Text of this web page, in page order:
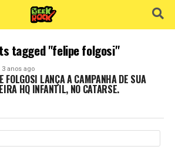
tagged "felipe folgosi"
3 anos ago
FOLGOSI LANÇA A CAMPANHA DE SUA
HQ INFANTIL, NO CATARSE.